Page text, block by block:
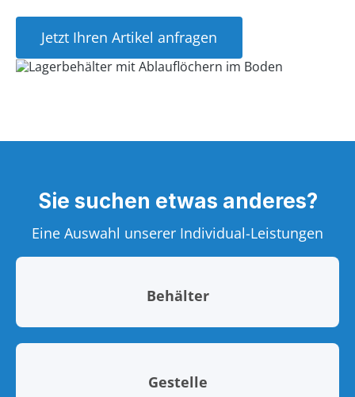
Jetzt Ihren Artikel anfragen
Sie suchen etwas anderes?
Eine Auswahl unserer Individual-Leistungen
Behälter
Gestelle